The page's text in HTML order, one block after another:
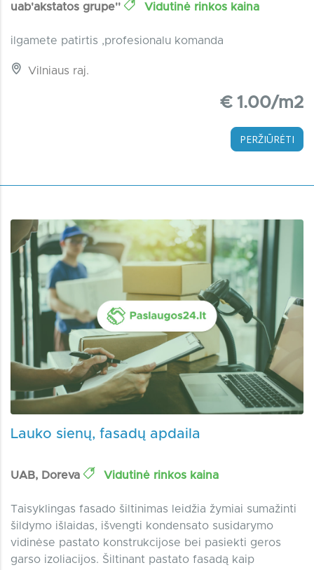
uab'akstatos grupe'' Vidutinė rinkos kaina
ilgamete patirtis ,profesionalu komanda
Vilniaus raj.
€ 1.00/m2
PERŽIŪRĖTI
Lauko sienų, fasadų apdaila
UAB, Doreva Vidutinė rinkos kaina
Taisyklingas fasado šiltinimas leidžia žymiai sumažinti
šildymo išlaidas, išvengti kondensato susidarymo
vidinėse pastato konstrukcijose bei pasiekti geros
garso izoliacijos. Šiltinant pastato fasadą kaip